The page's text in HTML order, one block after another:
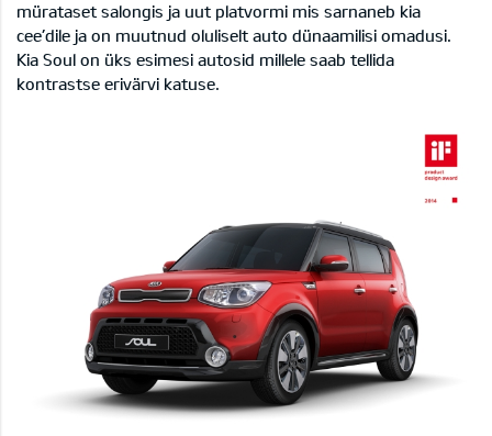
mürataset salongis ja uut platvormi mis sarnaneb kia
cee’dile ja on muutnud oluliselt auto dünaamilisi omadusi.
Kia Soul on üks esimesi autosid millele saab tellida
kontrastse erivärvi katuse.